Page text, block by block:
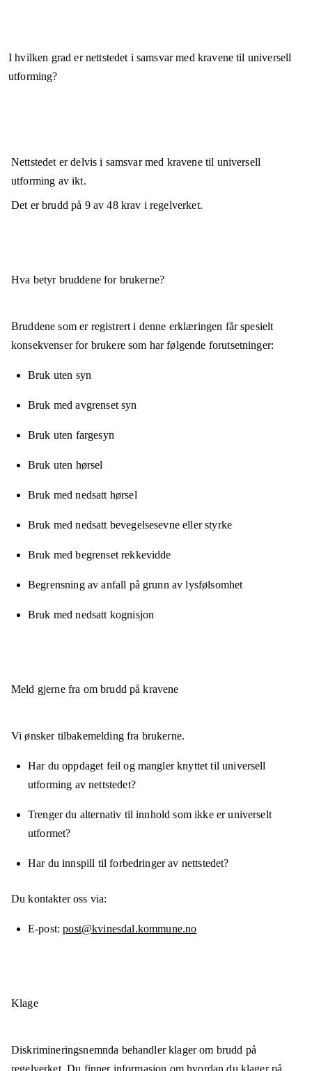
I hvilken grad er nettstedet i samsvar med kravene til universell
utforming?
Nettstedet erdelvis i samsvarmed kravene til universell
utforming av ikt.
Det er brudd på 9av48krav i regelverket.
Hva betyr bruddene for brukerne?
Bruddene som er registrert i denne erklæringen får spesielt
konsekvenser for brukere som har følgende forutsetninger:
Bruk uten syn
Bruk med avgrenset syn
Bruk uten fargesyn
Bruk uten hørsel
Bruk med nedsatt hørsel
Bruk med nedsatt bevegelsesevne eller styrke
Bruk med begrenset rekkevidde
Begrensning av anfall på grunn av lysfølsomhet
Bruk med nedsatt kognisjon
Meld gjerne fra om brudd på kravene
Vi ønsker tilbakemelding fra brukerne.
Har du oppdaget feil og mangler knyttet til universell
utforming av nettstedet?
Trenger du alternativ til innhold som ikke er universelt
utformet?
Har du innspill til forbedringer av nettstedet?
Du kontakter oss via:
E-post post@kvinesdal.kommune.no
Klage
Diskrimineringsnemnda behandler klager om brudd på